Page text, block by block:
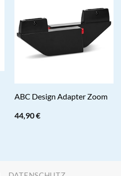
ABC Design Adapter Zoom
44,90€